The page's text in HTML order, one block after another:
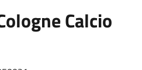
Calcio